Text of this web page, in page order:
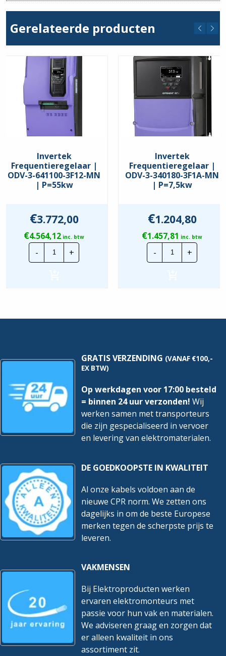
Comm. Interface
BACnet
Modbus RTU
Keurmerken
, UKCA ,UL
Beschermingsgraad
Gerelateerde producten
Invertek
Frequentieregelaar |
ODV-3-641100-3F12-MN
| P=55kw
€3.772,00
€4.564,12 inc. btw
-
Invertek
Frequentieregelaar
|
P=55kw
+
Invertek
Frequentieregelaar |
ODV-3-340180-3F1A-MN
| P=7,5kw
€1.204,80
€1.457,81 inc. btw
-
Invertek
|
P=7,5kw
+
GRATIS VERZENDING (VANAF €100,-
EX BTW)
Op werkdagen voor 17:00 besteld
= binnen 24 uur verzonden! Wij
werken samen met transporteurs
die zijn gespecialiseerd in vervoer
en levering van elektromaterialen.
DE GOEDKOOPSTE IN KWALITEIT
Al onze kabels voldoen aan de
nieuwe CPR norm. We zetten ons
dagelijks in om de beste Europese
merken tegen de scherpste prijs te
leveren.
VAKMENSEN
Bij Elektroproducten werken
ervaren elektromonteurs met
passie voor hun vak en materialen.
We adviseren graag en zorgen dat
er alleen kwaliteit in ons
assortiment zit.